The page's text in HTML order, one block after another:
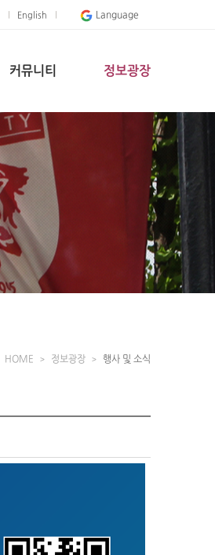
English Language
커뮤니티 정보광장
HOME 정보광장 행사 및 소식